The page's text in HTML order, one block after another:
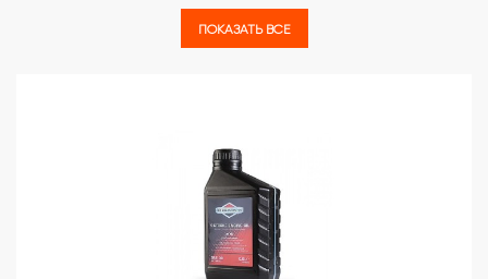
ПОКАЗАТЬ ВСЕ